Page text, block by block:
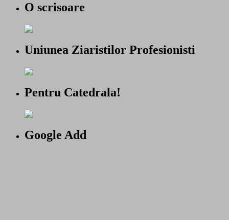
O scrisoare
Uniunea Ziaristilor Profesionisti
Pentru Catedrala!
Google Add